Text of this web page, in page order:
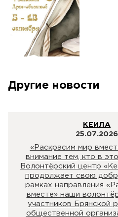
Другие новости
КЕИЛА
25.07.2026
«Раскрасим мир
внимание тем, кто в
Волонтёрский центр
продолжает свою
рамках направления
вместе» наши
участников Брянской
общественной